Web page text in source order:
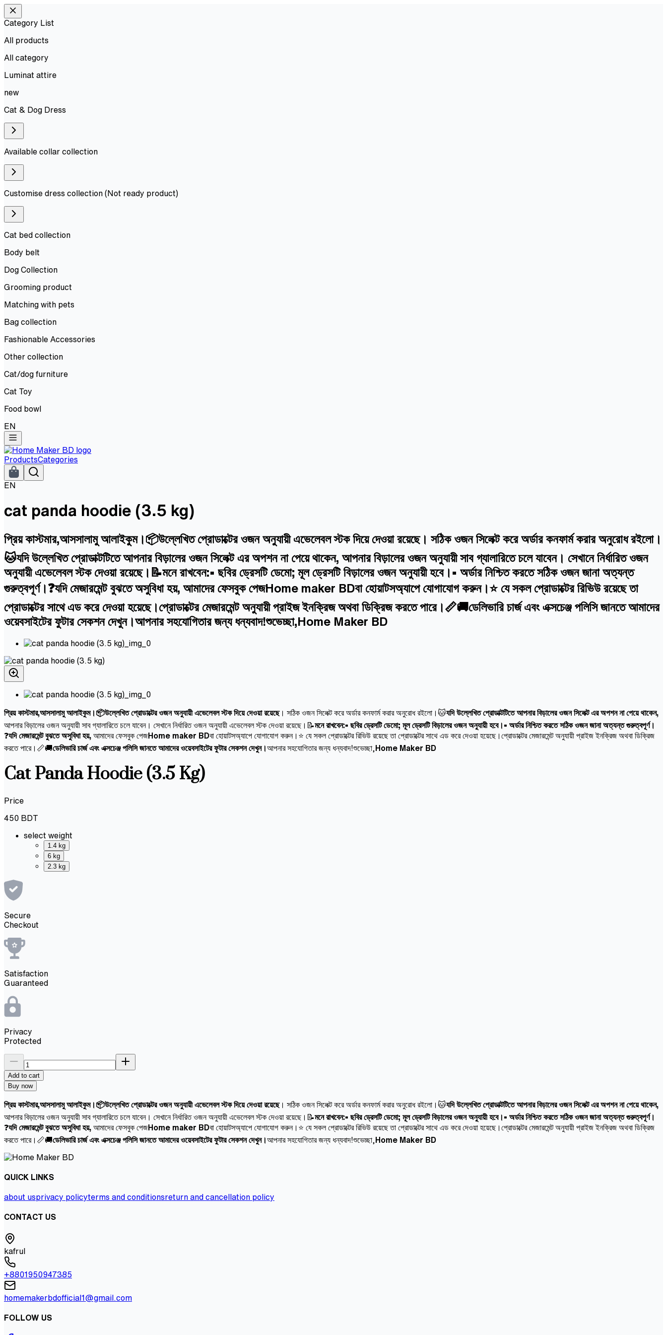
Category List
All products
All category
Luminat attire
new
Cat & Dog Dress
Available collar collection
Customise dress collection (Not ready product)
Cat bed collection
Body belt
Dog Collection
Grooming product
Matching with pets
Bag collection
Fashionable Accessories
Other collection
Cat/dog furniture
Cat Toy
Food bowl
EN
ProductsCategories
EN
cat panda hoodie (3.5 kg)
প্রিয় কাস্টমার,আসসালামু আলাইকুম।📦উল্লেখিত প্রোডাক্টের ওজন অনুযায়ী এভেলেবল স্টক দিয়ে দেওয়া রয়েছে। সঠিক ওজন সিলেক্ট করে অর্ডার কনফার্ম করার অনুরোধ রইলো।
🐱যদি উল্লেখিত প্রোডাক্টটিতে আপনার বিড়ালের ওজন সিলেক্ট এর অপশন না পেয়ে থাকেন, আপনার বিড়ালের ওজন অনুযায়ী সাব গ্যালারিতে চলে যাবেন। সেখানে নির্ধারিত ওজন
অনুযায়ী এভেলেবল স্টক দেওয়া রয়েছে।📝মনে রাখবেন:• ছবির ড্রেসটি ডেমো; মূল ড্রেসটি বিড়ালের ওজন অনুযায়ী হবে।• অর্ডার নিশ্চিত করতে সঠিক ওজন জানা অত্যন্ত
গুরুত্বপূর্ণ।❓যদি মেজারমেন্ট বুঝতে অসুবিধা হয়, আমাদের ফেসবুক পেজHome maker BDবা হোয়াটসঅ্যাপে যোগাযোগ করুন।⭐ যে সকল প্রোডাক্টের রিভিউ রয়েছে তা
প্রোডাক্টের সাথে এড করে দেওয়া হয়েছে।প্রোডাক্টের মেজারমেন্ট অনুযায়ী প্রাইজ ইনক্রিজ অথবা ডিক্রিজ করতে পারে।📏🚚ডেলিভারি চার্জ এবং এক্সচেঞ্জ পলিসি জানতে আমাদের
ওয়েবসাইটের ফুটার সেকশন দেখুন।আপনার সহযোগিতার জন্য ধন্যবাদ!শুভেচ্ছা,Home Maker BD
প্রিয় কাস্টমার,আসসালামু আলাইকুম।📦উল্লেখিত প্রোডাক্টের ওজন অনুযায়ী এভেলেবল স্টক দিয়ে দেওয়া রয়েছে। সঠিক ওজন সিলেক্ট করে অর্ডার কনফার্ম করার অনুরোধ রইলো।🐱যদি উল্লেখিত প্রোডাক্টটিতে আপনার বিড়ালের ওজন সিলেক্ট এর অপশন না পেয়ে থাকেন,
আপনার বিড়ালের ওজন অনুযায়ী সাব গ্যালারিতে চলে যাবেন। সেখানে নির্ধারিত ওজন অনুযায়ী এভেলেবল স্টক দেওয়া রয়েছে।📝মনে রাখবেন:• ছবির ড্রেসটি ডেমো; মূল ড্রেসটি বিড়ালের ওজন অনুযায়ী হবে।• অর্ডার নিশ্চিত করতে সঠিক ওজন জানা অত্যন্ত গুরুত্বপূর্ণ।
❓যদি মেজারমেন্ট বুঝতে অসুবিধা হয়, আমাদের ফেসবুক পেজHome maker BDবা হোয়াটসঅ্যাপে যোগাযোগ করুন।⭐ যে সকল প্রোডাক্টের রিভিউ রয়েছে তা প্রোডাক্টের সাথে এড করে দেওয়া হয়েছে।প্রোডাক্টের মেজারমেন্ট অনুযায়ী প্রাইজ ইনক্রিজ অথবা ডিক্রিজ
করতে পারে।📏🚚ডেলিভারি চার্জ এবং এক্সচেঞ্জ পলিসি জানতে আমাদের ওয়েবসাইটের ফুটার সেকশন দেখুন।আপনার সহযোগিতার জন্য ধন্যবাদ!শুভেচ্ছা, Home Maker BD
Cat Panda Hoodie (3.5 Kg)
Price
450 BDT
select weight
1.4 kg
6 kg
2.3 kg
Secure
Checkout
Satisfaction
Guaranteed
Privacy
Protected
Add to cart
Buy now
প্রিয় কাস্টমার,আসসালামু আলাইকুম।📦উল্লেখিত প্রোডাক্টের ওজন অনুযায়ী এভেলেবল স্টক দিয়ে দেওয়া রয়েছে। সঠিক ওজন সিলেক্ট করে অর্ডার কনফার্ম করার অনুরোধ রইলো।🐱যদি উল্লেখিত প্রোডাক্টটিতে আপনার বিড়ালের ওজন সিলেক্ট এর অপশন না পেয়ে থাকেন,
আপনার বিড়ালের ওজন অনুযায়ী সাব গ্যালারিতে চলে যাবেন। সেখানে নির্ধারিত ওজন অনুযায়ী এভেলেবল স্টক দেওয়া রয়েছে।📝মনে রাখবেন:• ছবির ড্রেসটি ডেমো; মূল ড্রেসটি বিড়ালের ওজন অনুযায়ী হবে।• অর্ডার নিশ্চিত করতে সঠিক ওজন জানা অত্যন্ত গুরুত্বপূর্ণ।
❓যদি মেজারমেন্ট বুঝতে অসুবিধা হয়, আমাদের ফেসবুক পেজHome maker BDবা হোয়াটসঅ্যাপে যোগাযোগ করুন।⭐ যে সকল প্রোডাক্টের রিভিউ রয়েছে তা প্রোডাক্টের সাথে এড করে দেওয়া হয়েছে।প্রোডাক্টের মেজারমেন্ট অনুযায়ী প্রাইজ ইনক্রিজ অথবা ডিক্রিজ
করতে পারে।📏🚚ডেলিভারি চার্জ এবং এক্সচেঞ্জ পলিসি জানতে আমাদের ওয়েবসাইটের ফুটার সেকশন দেখুন।আপনার সহযোগিতার জন্য ধন্যবাদ!শুভেচ্ছা, Home Maker BD
QUICK LINKS
about usprivacy policyterms and conditionsreturn and cancellation policy
CONTACT US
kafrul
+8801950947385
homemakerbdofficial1@gmail.com
FOLLOW US